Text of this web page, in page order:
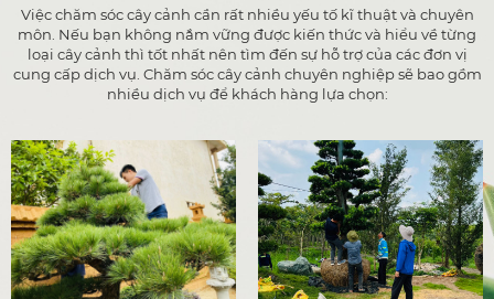
Việc chăm sóc cây cảnh cần rất nhiều yếu tố kĩ thuật và chuyên
môn. Nếu bạn không nắm vững được kiến thức và hiểu về từng
loại cây cảnh thì tốt nhất nên tìm đến sự hỗ trợ của các đơn vị
cung cấp dịch vụ. Chăm sóc cây cảnh chuyên nghiệp sẽ bao gồm
nhiều dịch vụ để khách hàng lựa chọn: